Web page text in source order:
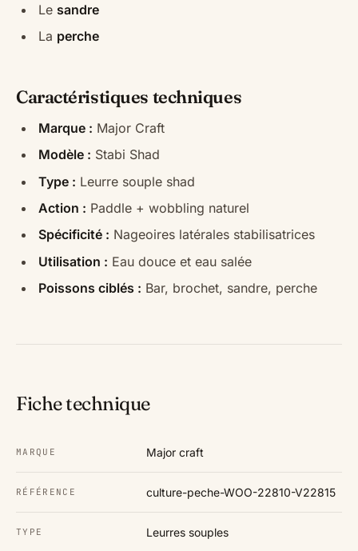
Le sandre
La perche
Caractéristiques techniques
Marque : Major Craft
Modèle : Stabi Shad
Type : Leurre souple shad
Action : Paddle + wobbling naturel
Spécificité : Nageoires latérales stabilisatrices
Utilisation : Eau douce et eau salée
Poissons ciblés : Bar, brochet, sandre, perche
Fiche technique
MARQUE Major craft
RÉFÉRENCE culture-peche-WOO-22810-V22815
TYPE Leurres souples